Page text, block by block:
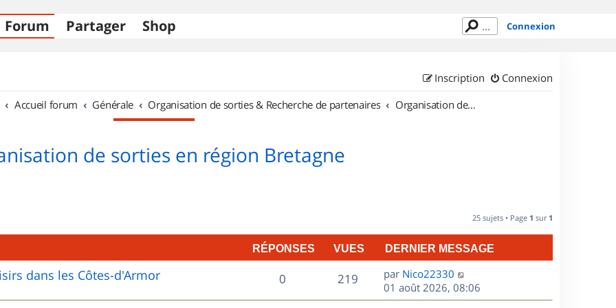
Forum Partager Shop Connexion
Connexion
Inscription
Accueil forum Générale Organisation de sorties & Recherche de partenaires Organisation de sorties en région Bretagne
de sorties en région Bretagne
25 sujets • Page 1 sur 1
RÉPONSES VUES DERNIER MESSAGE
dans les Côtes-d'Armor 0R
é
219V
u
D
e
r
par Nico22330
01 août 2026, 08:06